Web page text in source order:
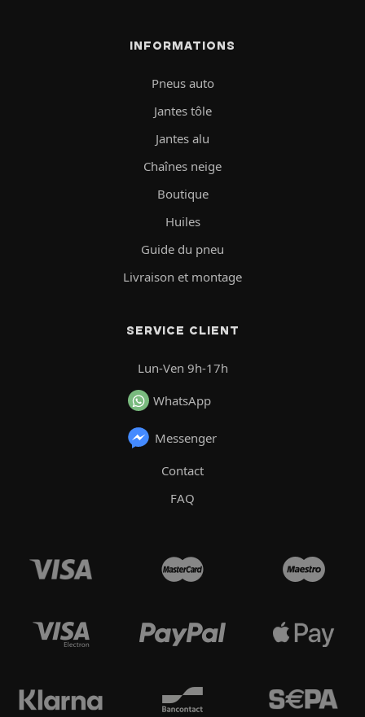
INFORMATIONS
Pneus auto
Jantes tôle
Jantes alu
Chaînes neige
Boutique
Huiles
Guide du pneu
Livraison et montage
SERVICE CLIENT
Lun-Ven 9h-17h
WhatsApp
Messenger
Contact
FAQ